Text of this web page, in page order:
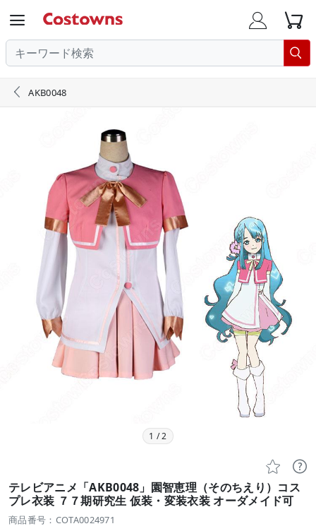
  

 AKB0048
1 /2
 
テレビアニメ「AKB0048」園智恵理（そのちえり）コス
プレ衣装 ７７期研究生 仮装・変装衣装 オーダメイド可
商品番号：COTA0024971